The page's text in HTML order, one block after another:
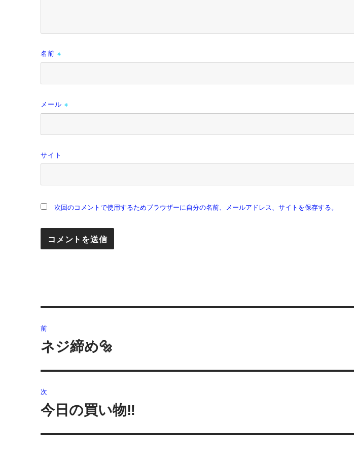
名前※
メール※
サイト
次回のコメントで使用するためブラウザーに自分の名前、メールアドレス、サイトを保存する。
稿
ゲ
前
前
の
投
稿:
ネジ締め🔩
次
次
の
投
今日の買い物‼️